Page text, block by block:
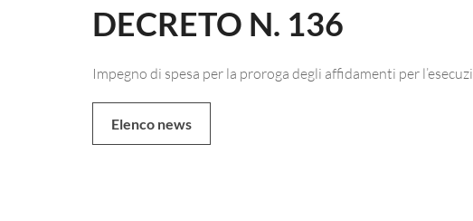
DECRETO N. 136
Impegno di spesa per la proroga degli affidamenti per
Elenco news